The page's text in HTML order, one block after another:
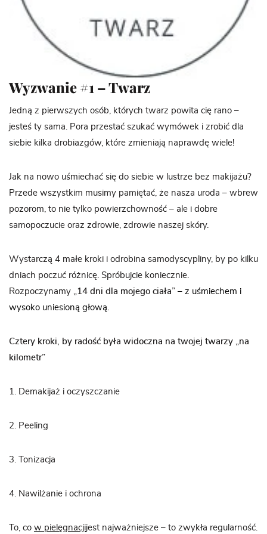
Wyzwanie #1 – Twarz
Jedną z pierwszych osób, których twarz powita cię rano –
jesteś ty sama. Pora przestać szukać wymówek i zrobić dla
siebie kilka drobiazgów, które zmieniają naprawdę wiele!
Jak na nowo uśmiechać się do siebie w lustrze bez makijażu?
Przede wszystkim musimy pamiętać, że nasza uroda – wbrew
pozorom, to nie tylko powierzchowność – ale i dobre
samopoczucie oraz zdrowie, zdrowie naszej skóry.
Wystarczą 4 małe kroki i odrobina samodyscypliny, by po kilku
dniach poczuć różnicę. Spróbujcie koniecznie.
Rozpoczynamy „14 dni dla mojego ciała” – z uśmiechem i
wysoko uniesioną głową.
Cztery kroki, by radość była widoczna na twojej twarzy „na
kilometr”
1. Demakijaż i oczyszczanie
2. Peeling
3. Tonizacja
4. Nawilżanie i ochrona
To, co w pielęgnacjijest najważniejsze – to zwykła regularność.